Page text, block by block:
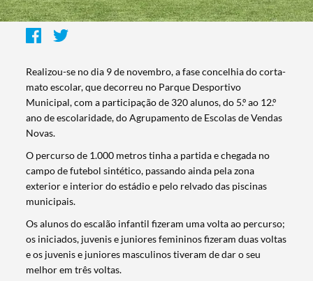
Realizou-se no dia 9 de novembro, a fase concelhia do corta-
mato escolar, que decorreu no Parque Desportivo
Municipal, com a participação de 320 alunos, do 5.º ao 12.º
ano de escolaridade, do Agrupamento de Escolas de Vendas
Novas.
O percurso de 1.000 metros tinha a partida e chegada no
campo de futebol sintético, passando ainda pela zona
exterior e interior do estádio e pelo relvado das piscinas
municipais.
Os alunos do escalão infantil fizeram uma volta ao percurso;
os iniciados, juvenis e juniores femininos fizeram duas voltas
e os juvenis e juniores masculinos tiveram de dar o seu
melhor em três voltas.